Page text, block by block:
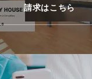
請求はこちら